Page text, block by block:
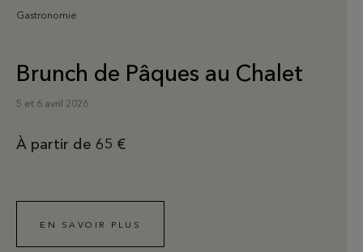
Gastronomie
Brunch de Pâques au Chalet
5 et 6 avril 2026
À partir de 65 €
EN SAVOIR PLUS